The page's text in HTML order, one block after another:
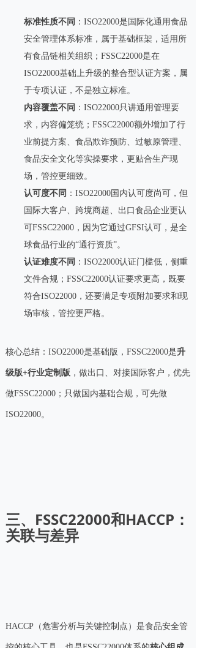
标准性质不同 ：ISO22000是国际化通用食品
安全管理体系标准，属于基础框架，适用所
有食品链相关组织；FSSC22000是在
ISO22000基础上升级的整合型认证方案，属
于专项认证，不是独立标准。
内容覆盖不同 ：ISO22000只讲通用管理要
求，内容偏笼统；FSSC22000额外增加了行
业前提方案、食品欺诈预防、过敏原管理、
食品安全文化等实操要求，更贴合生产现
场，管控更细致。
认可度不同 ：ISO22000国内认可度尚可，但
国际大客户、跨境商超、出口食品企业更认
可FSSC22000，因为它通过GFSI认可，是全
球食品行业的“通行资质”。
认证难度不同 ：ISO22000认证门槛低，侧重
文件合规；FSSC22000认证要求更高，既要
符合ISO22000，还要满足专项附加要求和现
场审核，管控更严格。
核心总结：ISO22000是基础版，FSSC22000是升
级版+行业定制版 ，做出口、对接国际客户，优先
做FSSC22000；只做国内基础合规，可先做
ISO22000。
三、FSSC22000和HACCP：
关联与差异
HACCP（危害分析与关键控制点）是食品安全管